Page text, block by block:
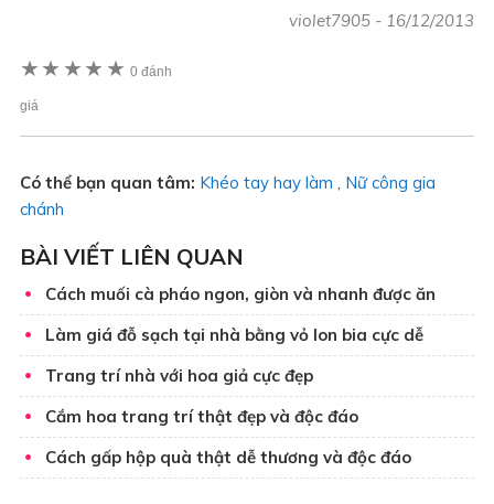
violet7905 - 16/12/2013
★ ★ ★ ★ ★ 0 đánh
giá
Có thể bạn quan tâm: Khéo tay hay làm , Nữ công gia
chánh
BÀI VIẾT LIÊN QUAN
Cách muối cà pháo ngon, giòn và nhanh được ăn
Làm giá đỗ sạch tại nhà bằng vỏ lon bia cực dễ
Trang trí nhà với hoa giả cực đẹp
Cắm hoa trang trí thật đẹp và độc đáo
Cách gấp hộp quà thật dễ thương và độc đáo